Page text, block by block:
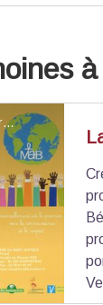
Livret de découverte - ©Découverte Nature, ©Laurence Veillard - PNR Mont-Ventoux, ©Aurore Ville-Renon